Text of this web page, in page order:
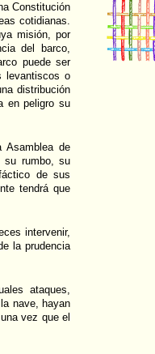
Constitución
cotidianas.
misión, por
del barco,
puede ser
levantiscos o
distribución
en peligro su
Asamblea de
su rumbo, su
de sus
tendrá que
intervenir,
la prudencia
ataques,
nave, hayan
vez que el